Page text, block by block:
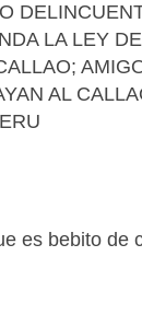
LA LEY
AL
es bebito de